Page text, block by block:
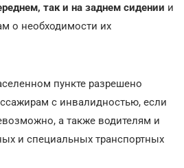
так и на заднем сидении и
о необходимости их
пункте разрешено
с инвалидностью, если
а также водителям и
и специальных транспортных